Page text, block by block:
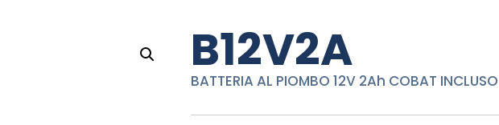
B12V2A
BATTERIA AL PIOMBO 12V 2Ah COBAT INCLUSO